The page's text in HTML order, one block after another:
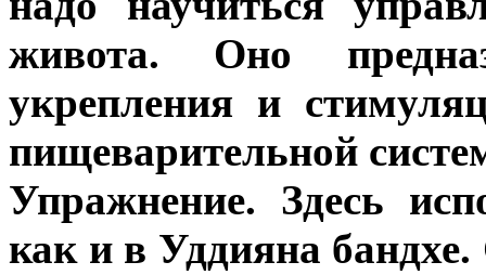
живота. Оно
укрепления и
пищеварительной
Упражнение. Здесь
как и в Уддияна